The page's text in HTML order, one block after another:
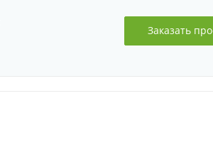
Заказать